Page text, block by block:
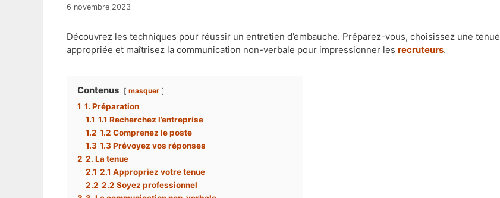
6 novembre 2023
Découvrez les techniques pour réussir un entretien d’embauche. Préparez-vous, choisissez une tenue
appropriée et maîtrisez la communication non-verbale pour impressionner les recruteurs.
Contenus masquer
1 1. Préparation
1.1 1.1 Recherchez l’entreprise
1.2 1.2 Comprenez le poste
1.3 1.3 Prévoyez vos réponses
2 2. La tenue
2.1 2.1 Appropriez votre tenue
2.2 2.2 Soyez professionnel